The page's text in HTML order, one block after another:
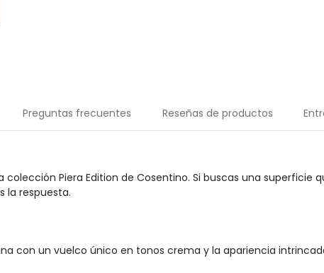
Preguntas frecuentes Reseñas de productos
Piera Edition de Cosentino. Si buscas una superficie
la respuesta.
con un vuelco único en tonos crema y la apariencia